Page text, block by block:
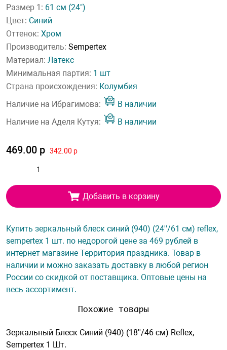
Размер 1: 61 см (24")
Цвет: Синий
Оттенок: Хром
Производитель: Sempertex
Материал: Латекс
Минимальная партия: 1 шт
Страна происхождения: Колумбия
Наличие на Ибрагимова:
В наличии
Наличие на Аделя Кутуя:
В наличии
469.00 р 342.00 р
Добавить в корзину
Купить зеркальный блеск синий (940) (24''/61 см) reflex,
sempertex 1 шт. по недорогой цене за 469 рублей в
интернет-магазине Территория праздника. Товар в
наличии и можно заказать доставку в любой регион
России со скидкой от поставщика. Оптовые цены на
весь ассортимент.
Похожие товары
Зеркальный Блеск Синий (940) (18''/46 см) Reflex,
Sempertex 1 Шт.